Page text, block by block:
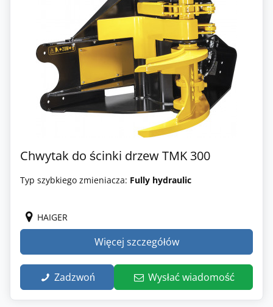
Chwytak do ścinki drzew TMK 300
Typ szybkiego zmieniacza: Fully hydraulic
HAIGER
Więcej szczegółów
Zadzwoń Wysłać wiadomość